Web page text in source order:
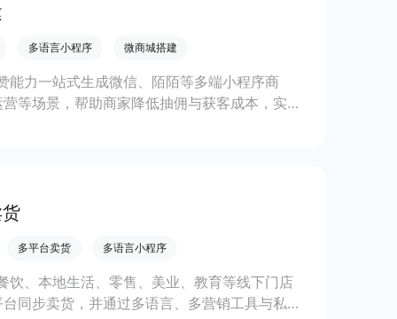
多语言小程序 微商城搭建
力一站式生成微信、陌陌等多端小程序商
等场景，帮助商家降低抽佣与获客成本，实现
多平台卖货 多语言小程序
、本地生活、零售、美业、教育等线下门店
同步卖货，并通过多语言、多营销工具与私域